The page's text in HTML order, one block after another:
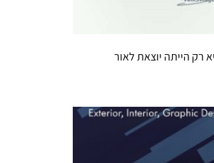
רק הייתה יוצאת לאור